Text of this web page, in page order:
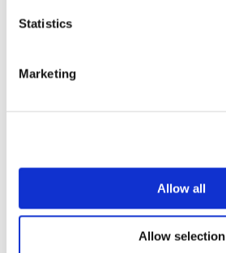
Statistics
Marketing
Allow all
Allow selection
Творческий вечер
Наше спецпредложение
Применить